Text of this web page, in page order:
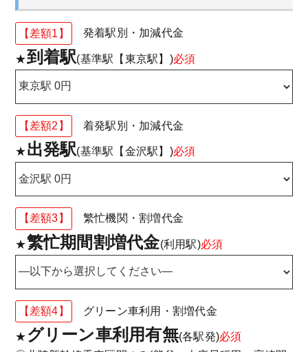
【差額1】 発着駅別・加減代金
★到着駅(基準駅【東京駅】)必須
【差額2】 着発駅別・加減代金
★出発駅(基準駅【金沢駅】)必須
【差額3】 繁忙機関・割増代金
★繁忙期間割増代金(利用駅)必須
【差額4】 グリーン車利用・割増代金
★ グリーン車利用有無(各駅発)必須